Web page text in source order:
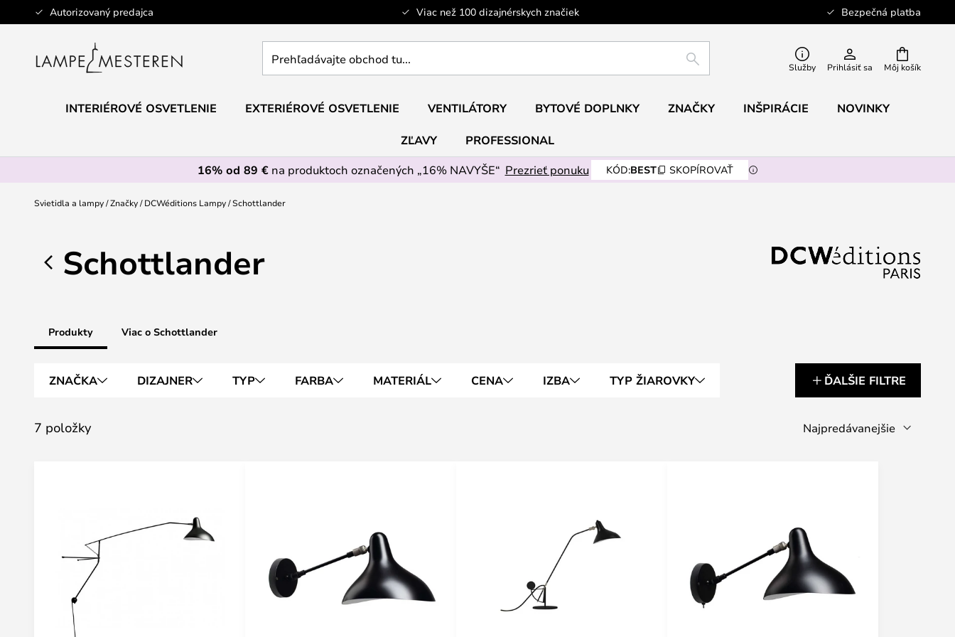
Autorizovaný predajca Viac než 100 dizajnérskych značiek Bezpečná platba
Skip
to
Môj košík
obchod
HĽADAŤ Služby Prihlásiť sa
INTERIÉROVÉ OSVETLENIE EXTERIÉROVÉ OSVETLENIE VENTILÁTORY BYTOVÉ DOPLNKY ZNAČKY INŠPIRÁCIE NOVINKY
ZĽAVY
PROFESSIONAL
16% od 89 €na produktoch označených „16% NAVYŠE“ Prezrieť ponuku KÓD:BEST SKOPÍROVAŤ
Svietidla a lampy Značky DCWéditions Lampy Schottlander
Schottlander
Produkty Viac o Schottlander
ZNAČKA DIZAJNER TYP FARBA MATERIÁL CENA IZBA TYP ŽIAROVKY ĎALŠIE FILTRE
7 položky